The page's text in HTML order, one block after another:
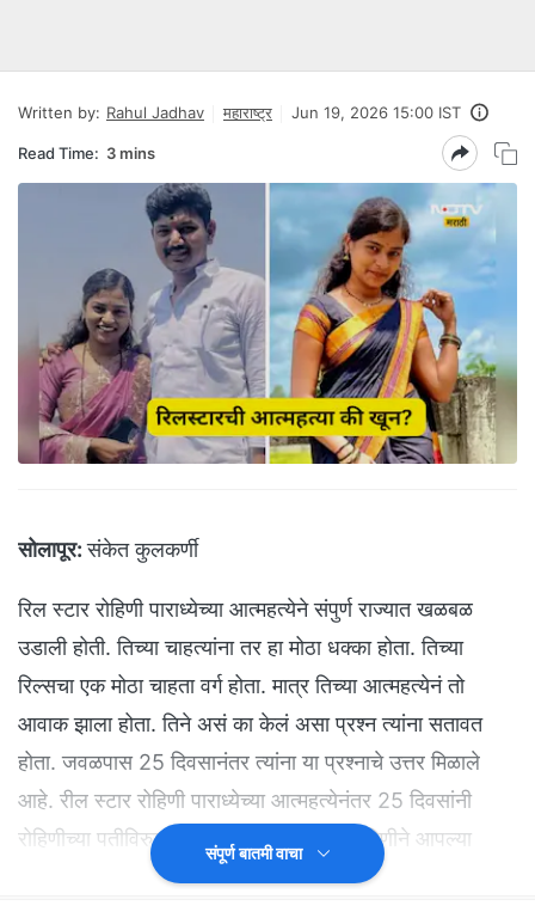
Written by: Rahul Jadhav महाराष्ट्र Jun 19, 2026 15:00 IST
Read Time: 3 mins
सोलापूर: संकेत कुलकर्णी
रिल स्टार रोहिणी पाराध्येच्या आत्महत्येने संपुर्ण राज्यात खळबळ
उडाली होती. तिच्या चाहत्यांना तर हा मोठा धक्का होता. तिच्या
रिल्सचा एक मोठा चाहता वर्ग होता. मात्र तिच्या आत्महत्येनं तो
आवाक झाला होता. तिने असं का केलं असा प्रश्न त्यांना सतावत
होता. जवळपास 25 दिवसानंतर त्यांना या प्रश्नाचे उत्तर मिळाले
आहे. रील स्टार रोहिणी पाराध्येच्या आत्महत्येनंतर 25 दिवसांनी
रोहिणीच्या पतीविरुद्ध गुन्हा दाखल झाला आहे. रोहिणीने आपल्या
हॉटेल ग्रामपंचायत या ठिकाणी गळफास घेऊन आत्महत्या केली होती.
संपूर्ण बातमी वाचा